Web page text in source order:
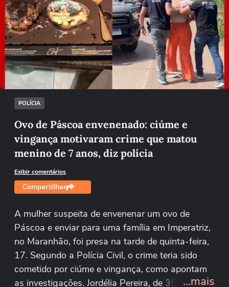
Ops!
Não foi possível reproduzir o vídeo
Tentar novamente
POLÍCIA
Ovo de Páscoa envenenado: ciúme e
vingança motivaram crime que matou
menino de 7 anos, diz polícia
Exibir comentários
Compartilhar
A mulher suspeita de envenenar um ovo de
Páscoa e enviar para uma família em Imperatriz,
no Maranhão, foi presa na tarde de quinta-feira,
17. Segundo a Polícia Civil, o crime teria sido
cometido por ciúme e vingança, como apontam
as investigações. Jordélia Pereira, de 35 anos, é
...mais